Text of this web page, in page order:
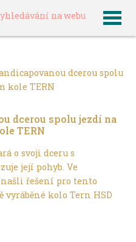
dcerou spolu jezdí na
TERN
o svoji dceru s
její pohyb. Ve
našli řešení pro tento
kolo Tern HSD